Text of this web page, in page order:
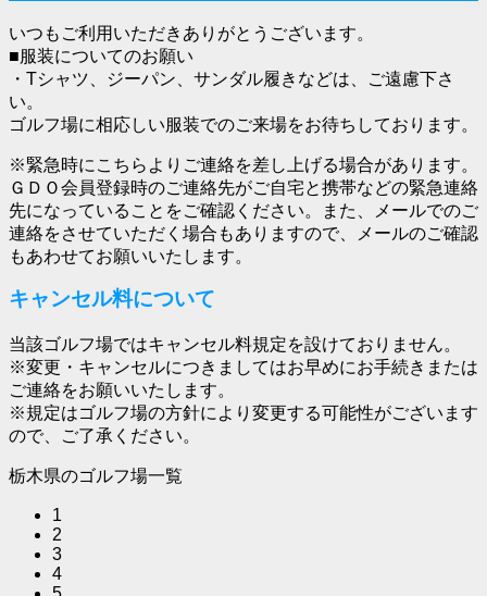
いつもご利用いただきありがとうございます。
■服装についてのお願い
・Tシャツ、ジーパン、サンダル履きなどは、ご遠慮下さ
い。
ゴルフ場に相応しい服装でのご来場をお待ちしております。
※緊急時にこちらよりご連絡を差し上げる場合があります。
ＧＤＯ会員登録時のご連絡先がご自宅と携帯などの緊急連絡
先になっていることをご確認ください。また、メールでのご
連絡をさせていただく場合もありますので、メールのご確認
もあわせてお願いいたします。
キャンセル料について
当該ゴルフ場ではキャンセル料規定を設けておりません。
※変更・キャンセルにつきましてはお早めにお手続きまたは
ご連絡をお願いいたします。
※規定はゴルフ場の方針により変更する可能性がございます
ので、ご了承ください。
栃木県のゴルフ場一覧
1
2
3
4